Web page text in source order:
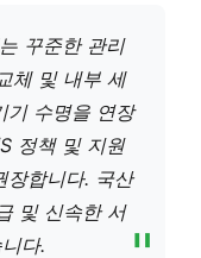
꾸준한 관리
체 및 내부 세
기 수명을 연장
정책 및 지원
장합니다. 국산
및 신속한 서
다.